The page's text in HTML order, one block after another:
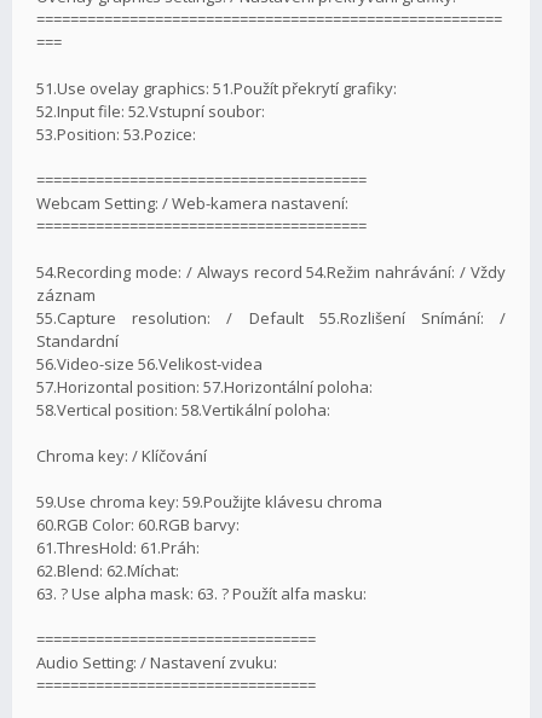
=======================================================
===
51.Use ovelay graphics: 51.Použít překrytí grafiky:
52.Input file: 52.Vstupní soubor:
53.Position: 53.Pozice:
=======================================
Webcam Setting: / Web-kamera nastavení:
=======================================
54.Recording mode: / Always record 54.Režim nahrávání: / Vždy
záznam
55.Capture resolution: / Default 55.Rozlišení Snímání: /
Standardní
56.Video-size 56.Velikost-videa
57.Horizontal position: 57.Horizontální poloha:
58.Vertical position: 58.Vertikální poloha:
Chroma key: / Klíčování
59.Use chroma key: 59.Použijte klávesu chroma
60.RGB Color: 60.RGB barvy:
61.ThresHold: 61.Práh:
62.Blend: 62.Míchat:
63. ? Use alpha mask: 63. ? Použít alfa masku:
=================================
Audio Setting: / Nastavení zvuku:
=================================